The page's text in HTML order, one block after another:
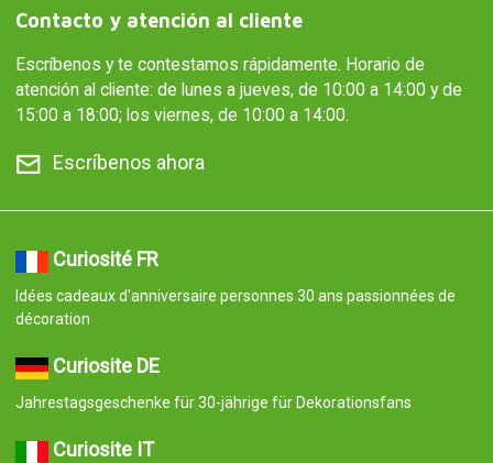
Contacto y atención al cliente
Escríbenos y te contestamos rápidamente. Horario de
atención al cliente: de lunes a jueves, de 10:00 a 14:00 y de
15:00 a 18:00; los viernes, de 10:00 a 14:00.
Escríbenos ahora
Curiosité FR
Idées cadeaux d'anniversaire personnes 30 ans passionnées de
décoration
Curiosite DE
Jahrestagsgeschenke für 30-jährige für Dekorationsfans
Curiosite IT